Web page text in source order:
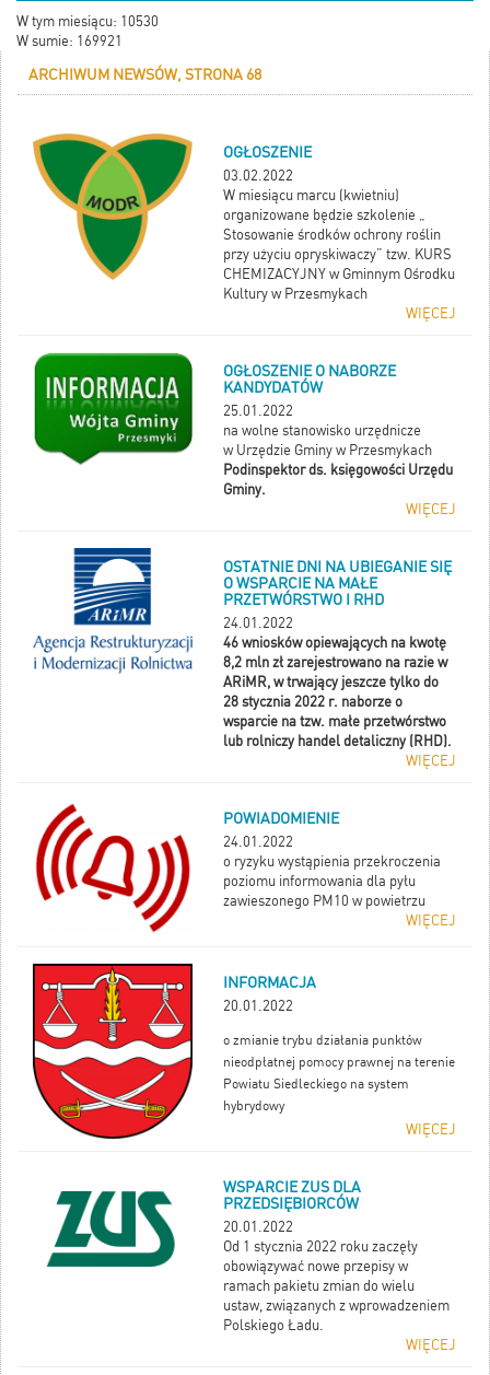
W tym miesiącu: 10530
W sumie: 169921
ARCHIWUM NEWSÓW, STRONA 68
OGŁOSZENIE
03.02.2022
W miesiącu marcu (kwietniu)
organizowane będzie szkolenie „
Stosowanie środków ochrony roślin
przy użyciu opryskiwaczy” tzw. KURS
CHEMIZACYJNY w Gminnym Ośrodku
Kultury w Przesmykach
WIĘCEJ
OGŁOSZENIE O NABORZE
KANDYDATÓW
25.01.2022
na wolne stanowisko urzędnicze
w Urzędzie Gminy w Przesmykach
Podinspektor ds. księgowości Urzędu
Gminy.
WIĘCEJ
OSTATNIE DNI NA UBIEGANIE SIĘ
O WSPARCIE NA MAŁE
PRZETWÓRSTWO I RHD
24.01.2022
46 wniosków opiewających na kwotę
8,2 mln zł zarejestrowano na razie w
ARiMR, w trwający jeszcze tylko do
28 stycznia 2022 r. naborze o
wsparcie na tzw. małe przetwórstwo
lub rolniczy handel detaliczny (RHD).
WIĘCEJ
POWIADOMIENIE
24.01.2022
o ryzyku wystąpienia przekroczenia
poziomu informowania dla pyłu
zawieszonego PM10 w powietrzu
WIĘCEJ
INFORMACJA
20.01.2022
o zmianie trybu działania punktów
nieodpłatnej pomocy prawnej na terenie
Powiatu Siedleckiego na system
hybrydowy
WIĘCEJ
WSPARCIE ZUS DLA
PRZEDSIĘBIORCÓW
20.01.2022
Od 1 stycznia 2022 roku zaczęły
obowiązywać nowe przepisy w
ramach pakietu zmian do wielu
ustaw, związanych z wprowadzeniem
Polskiego Ładu.
WIĘCEJ